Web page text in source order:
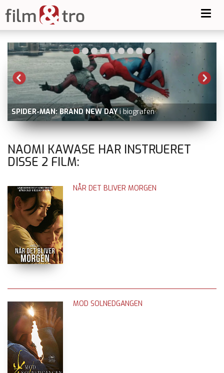
SPIDER-MAN: BRAND NEW DAY i biografen
NAOMI KAWASE HAR INSTRUERET
DISSE 2 FILM:
NÅR DET BLIVER MORGEN
MOD SOLNEDGANGEN